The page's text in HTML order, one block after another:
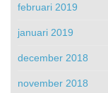
februari 2019
januari 2019
december 2018
november 2018